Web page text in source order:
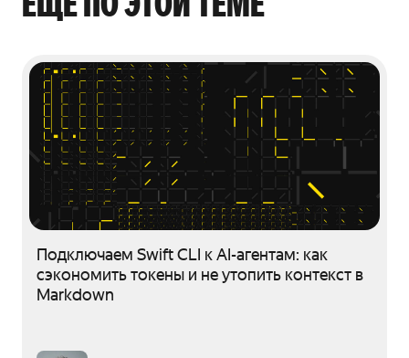
ЕЩЁ ПО ЭТОЙ ТЕМЕ
Подключаем Swift CLI к AI-агентам: как
сэкономить токены и не утопить контекст в
Markdown